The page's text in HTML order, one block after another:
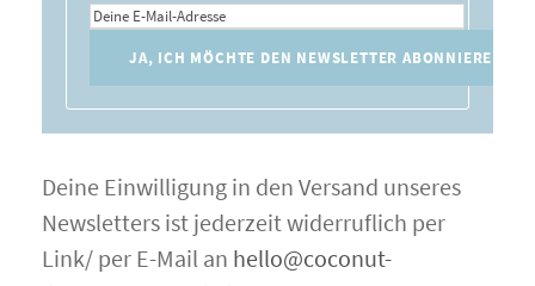
Deine Einwilligung in den Versand unseres
Newsletters ist jederzeit widerruflich per
Link/ per E-Mail an hello@coconut-